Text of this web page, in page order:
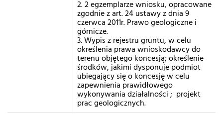
2. 2 egzemplarze wniosku, opracowane
zgodnie z art. 24 ustawy z dnia 9
czerwca 2011r. Prawo geologiczne i
górnicze.
3. Wypis z rejestru gruntu, w celu
określenia prawa wnioskodawcy do
terenu objętego koncesją; określenie
środków, jakimi dysponuje podmiot
ubiegający się o koncesję w celu
zapewnienia prawidłowego
wykonywania działalności ; projekt
prac geologicznych.